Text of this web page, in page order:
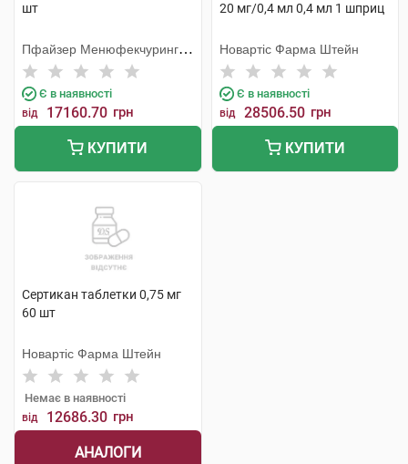
шт
Пфайзер Менюфекчуринг
Дойчленд
Є в наявності
від 17160.70 грн
КУПИТИ
20 мг/0,4 мл 0,4 мл 1 шприц
Новартіс Фарма Штейн
Є в наявності
від 28506.50 грн
КУПИТИ
Сертикан таблетки 0,75 мг
60 шт
Новартіс Фарма Штейн
Немає в наявності
від 12686.30 грн
АНАЛОГИ